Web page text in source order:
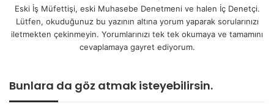
Eski İş Müfettişi, eski Muhasebe Denetmeni ve halen İç Denetçi.
Lütfen, okuduğunuz bu yazının altına yorum yaparak sorularınızı
iletmekten çekinmeyin. Yorumlarınızı tek tek okumaya ve tamamını
cevaplamaya gayret ediyorum.
Bunlara da göz atmak isteyebilirsin.